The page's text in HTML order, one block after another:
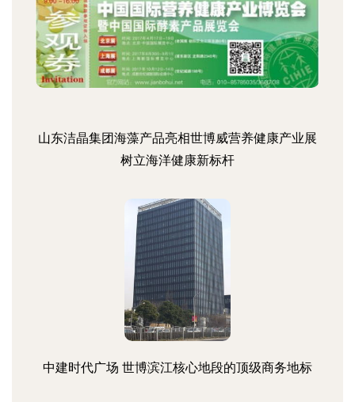
山东洁晶集团海藻产品亮相世博威营养健康产业展
树立海洋健康新标杆
中建时代广场 世博滨江核心地段的顶级商务地标